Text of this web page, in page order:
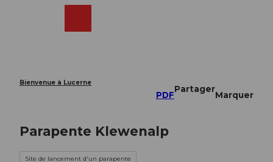
Bienvenue à Lucerne
PDF
Partager
Marquer
Parapente Klewenalp
Site de lancement d'un parapente